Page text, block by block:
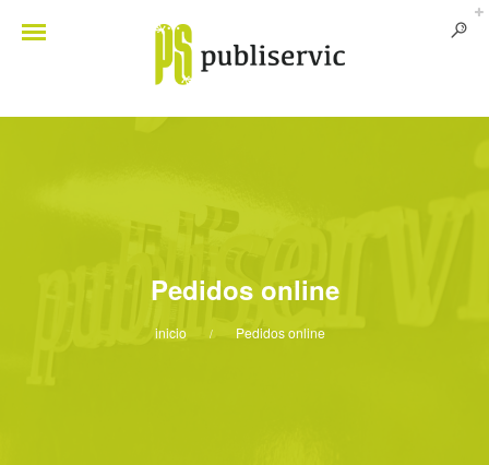
Pedidos online
inicio / Pedidos online